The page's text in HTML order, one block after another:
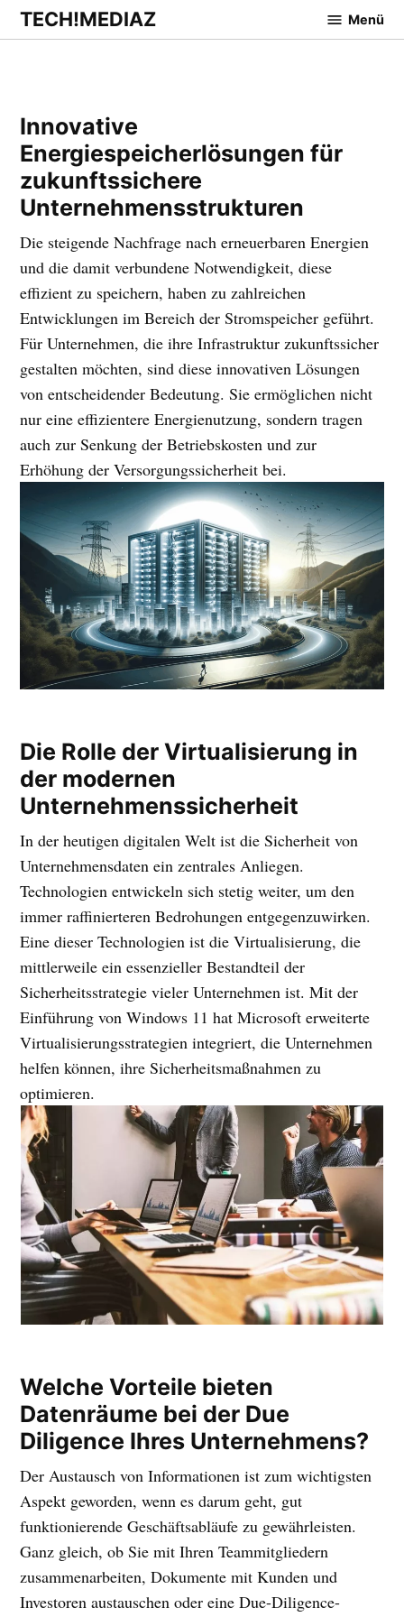
Zum
Inhalt
TECH!MEDIAZ Menü
Innovative
Energiespeicherlösungen für
zukunftssichere
Unternehmensstrukturen
Die steigende Nachfrage nach erneuerbaren Energien
und die damit verbundene Notwendigkeit, diese
effizient zu speichern, haben zu zahlreichen
Entwicklungen im Bereich der Stromspeicher geführt.
Für Unternehmen, die ihre Infrastruktur zukunftssicher
gestalten möchten, sind diese innovativen Lösungen
von entscheidender Bedeutung. Sie ermöglichen nicht
nur eine effizientere Energienutzung, sondern tragen
auch zur Senkung der Betriebskosten und zur
Erhöhung der Versorgungssicherheit bei.
Die Rolle der Virtualisierung in
der modernen
Unternehmenssicherheit
In der heutigen digitalen Welt ist die Sicherheit von
Unternehmensdaten ein zentrales Anliegen.
Technologien entwickeln sich stetig weiter, um den
immer raffinierteren Bedrohungen entgegenzuwirken.
Eine dieser Technologien ist die Virtualisierung, die
mittlerweile ein essenzieller Bestandteil der
Sicherheitsstrategie vieler Unternehmen ist. Mit der
Einführung von Windows 11 hat Microsoft erweiterte
Virtualisierungsstrategien integriert, die Unternehmen
helfen können, ihre Sicherheitsmaßnahmen zu
optimieren.
Welche Vorteile bieten
Datenräume bei der Due
Diligence Ihres Unternehmens?
Der Austausch von Informationen ist zum wichtigsten
Aspekt geworden, wenn es darum geht, gut
funktionierende Geschäftsabläufe zu gewährleisten.
Ganz gleich, ob Sie mit Ihren Teammitgliedern
zusammenarbeiten, Dokumente mit Kunden und
Investoren austauschen oder eine Due-Diligence-